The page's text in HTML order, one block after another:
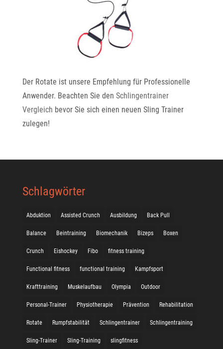
Der Rotate ist unsere Empfehlung für Professionelle
Anwender. Beachten Sie den Schlingentrainer
Vergleich bevor Sie sich einen neuen Sling Trainer
zulegen!
Schlagwörter
Abduktion Assisted Crunch Ausbildung Back Pull
Balance Beintraining Biomechanik Bizeps Boxen
Crunch Eishockey Fibo fitness training
Functional fitness functional training Kampfsport
Krafttraining Muskelaufbau Olympia Outdoor
Personal-Trainer Physiotherapie Prävention Rehabilitation
Rotate Rumpfstabilität Schlingentrainer Schlingentraining
Sling-Trainer Sling-Training slingfitness